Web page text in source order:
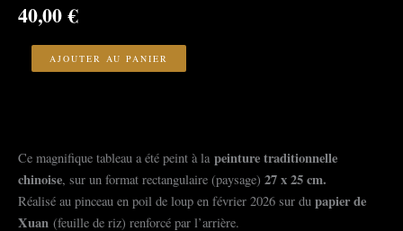
40,00€
AJOUTER AU PANIER
Ce magnifique tableau a été peint à la peinture traditionnelle
chinoise, sur un format rectangulaire (paysage) 27 x 25 cm.
Réalisé au pinceau en poil de loup en février 2026 sur du papier de
Xuan (feuille de riz) renforcé par l’arrière.